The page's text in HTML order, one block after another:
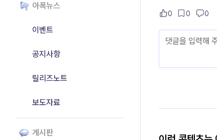
아폭뉴스
이벤트
공지사항
릴리즈노트
보도자료
게시판
0 0 0